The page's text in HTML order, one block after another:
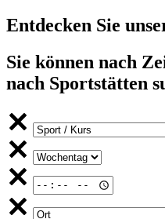
Entdecken Sie
Sie können nach
nach Sportstätten